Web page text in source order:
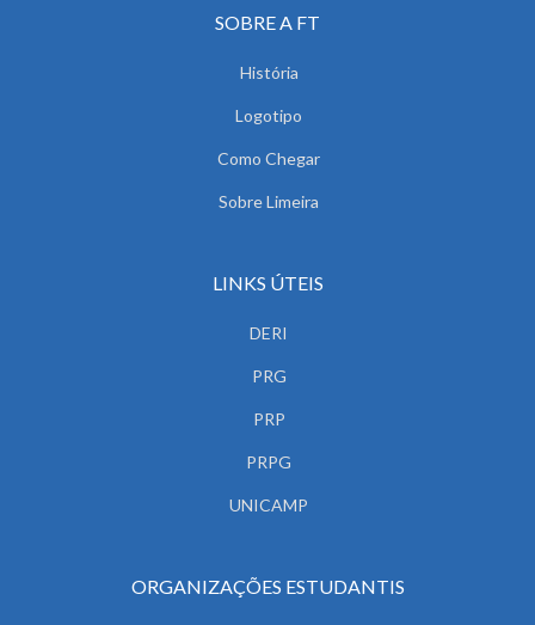
SOBRE A FT
História
Logotipo
Como Chegar
Sobre Limeira
LINKS ÚTEIS
DERI
PRG
PRP
PRPG
UNICAMP
ORGANIZAÇÕES ESTUDANTIS